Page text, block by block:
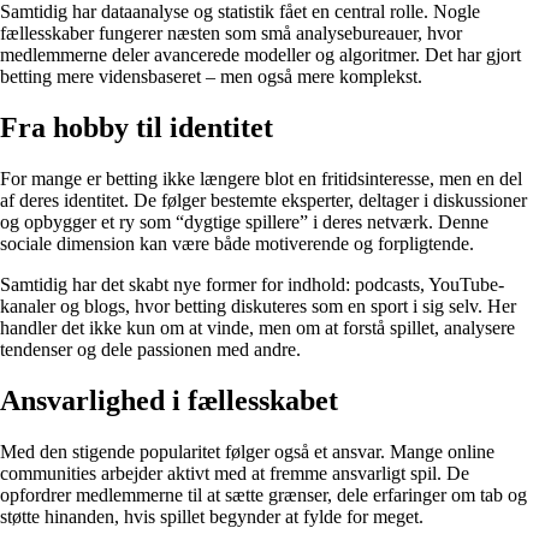
Samtidig har dataanalyse og statistik fået en central rolle. Nogle
fællesskaber fungerer næsten som små analysebureauer, hvor
medlemmerne deler avancerede modeller og algoritmer. Det har gjort
betting mere vidensbaseret – men også mere komplekst.
Fra hobby til identitet
For mange er betting ikke længere blot en fritidsinteresse, men en del
af deres identitet. De følger bestemte eksperter, deltager i diskussioner
og opbygger et ry som “dygtige spillere” i deres netværk. Denne
sociale dimension kan være både motiverende og forpligtende.
Samtidig har det skabt nye former for indhold: podcasts, YouTube-
kanaler og blogs, hvor betting diskuteres som en sport i sig selv. Her
handler det ikke kun om at vinde, men om at forstå spillet, analysere
tendenser og dele passionen med andre.
Ansvarlighed i fællesskabet
Med den stigende popularitet følger også et ansvar. Mange online
communities arbejder aktivt med at fremme ansvarligt spil. De
opfordrer medlemmerne til at sætte grænser, dele erfaringer om tab og
støtte hinanden, hvis spillet begynder at fylde for meget.